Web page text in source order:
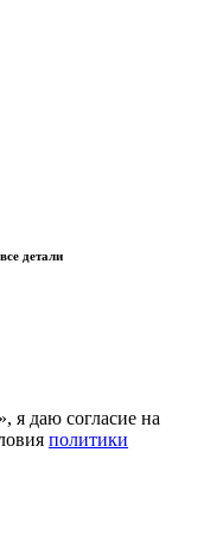
детали
я даю согласие на
политики